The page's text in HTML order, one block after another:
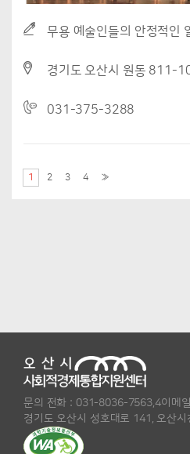
무용 예술인들의 안정적인
경기도 오산시 원동 811-
031-375-3288
1 2 3 4 »
문의 전화 : 031-8036-7563,4이메
경기도 오산시 성호대로 141, 오산